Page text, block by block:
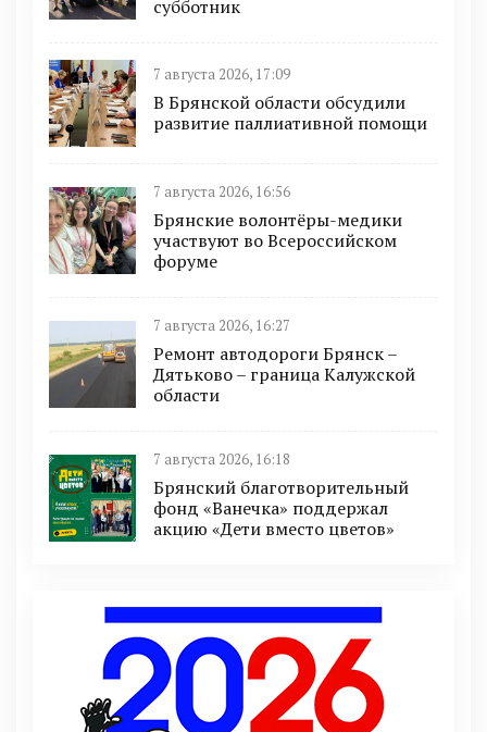
субботник
7 августа 2026, 17:09
В Брянской области обсудили
развитие паллиативной помощи
7 августа 2026, 16:56
Брянские волонтёры-медики
участвуют во Всероссийском
форуме
7 августа 2026, 16:27
Ремонт автодороги Брянск –
Дятьково – граница Калужской
области
7 августа 2026, 16:18
Брянский благотворительный
фонд «Ванечка» поддержал
акцию «Дети вместо цветов»